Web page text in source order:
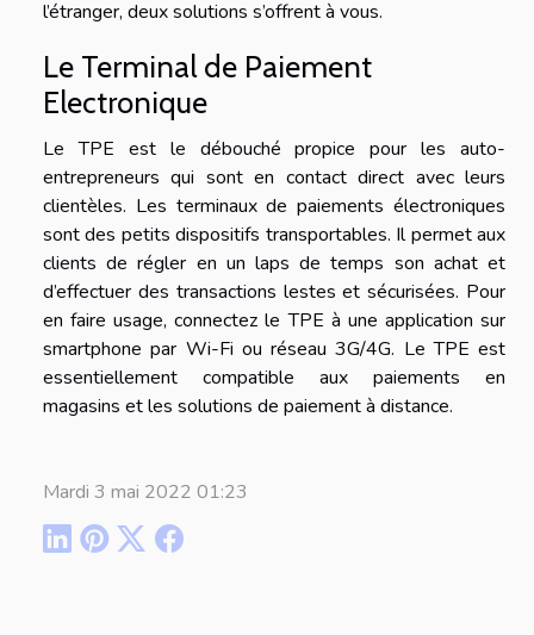
l’étranger, deux solutions s’offrent à vous.
Le Terminal de Paiement
Electronique
Le TPE est le débouché propice pour les auto-
entrepreneurs qui sont en contact direct avec leurs
clientèles. Les terminaux de paiements électroniques
sont des petits dispositifs transportables. Il permet aux
clients de régler en un laps de temps son achat et
d’effectuer des transactions lestes et sécurisées. Pour
en faire usage, connectez le TPE à une application sur
smartphone par Wi-Fi ou réseau 3G/4G. Le TPE est
essentiellement compatible aux paiements en
magasins et les solutions de paiement à distance.
Mardi 3 mai 2022 01:23